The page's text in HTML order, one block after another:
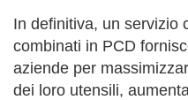
In definitiva, un servizio
combinati in PCD
aziende per
dei loro utensili,